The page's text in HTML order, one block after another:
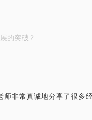
的突破？
师非常真诚地分享了很多